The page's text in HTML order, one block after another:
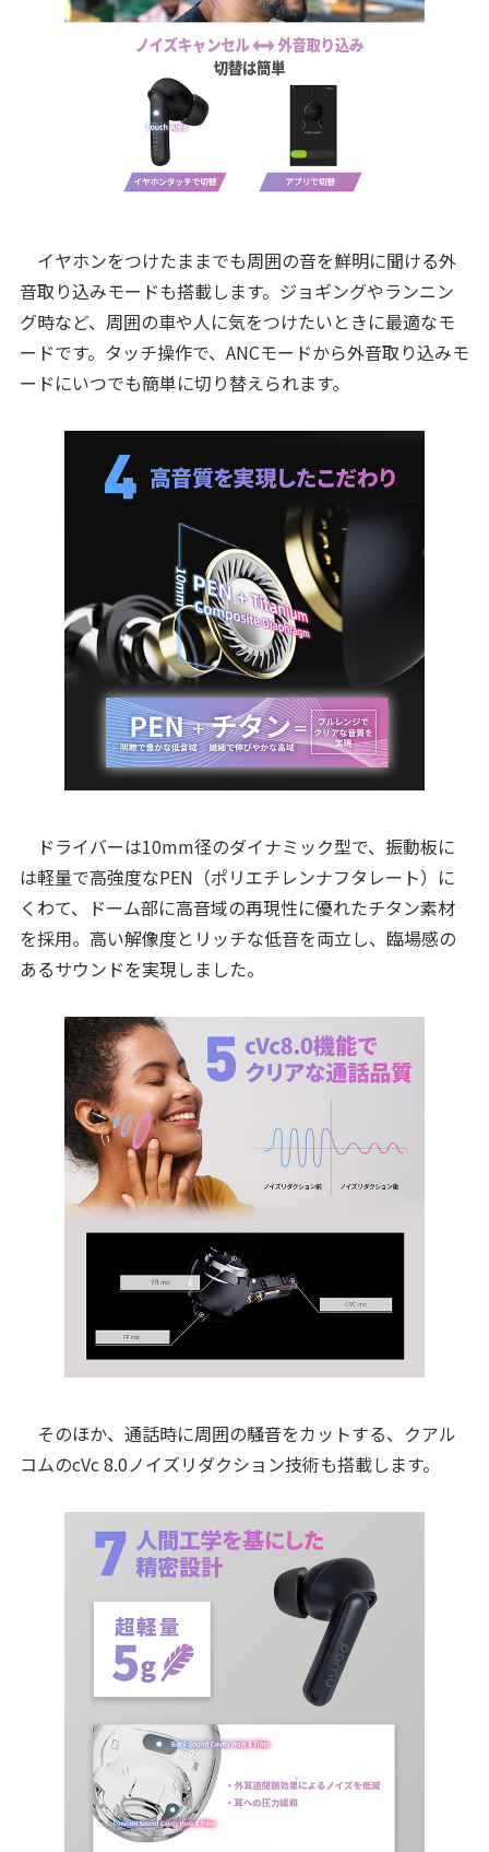
イヤホンをつけたままでも周囲の音を鮮明に聞ける外
音取り込みモードも搭載します。ジョギングやランニン
グ時など、周囲の車や人に気をつけたいときに最適なモ
ードです。タッチ操作で、ANCモードから外音取り込みモ
ードにいつでも簡単に切り替えられます。
ドライバーは10mm径のダイナミック型で、振動板に
は軽量で高強度なPEN（ポリエチレンナフタレート）に
くわて、ドーム部に高音域の再現性に優れたチタン素材
を採用。高い解像度とリッチな低音を両立し、臨場感の
あるサウンドを実現しました。
そのほか、通話時に周囲の騒音をカットする、クアル
コムのcVc 8.0ノイズリダクション技術も搭載します。